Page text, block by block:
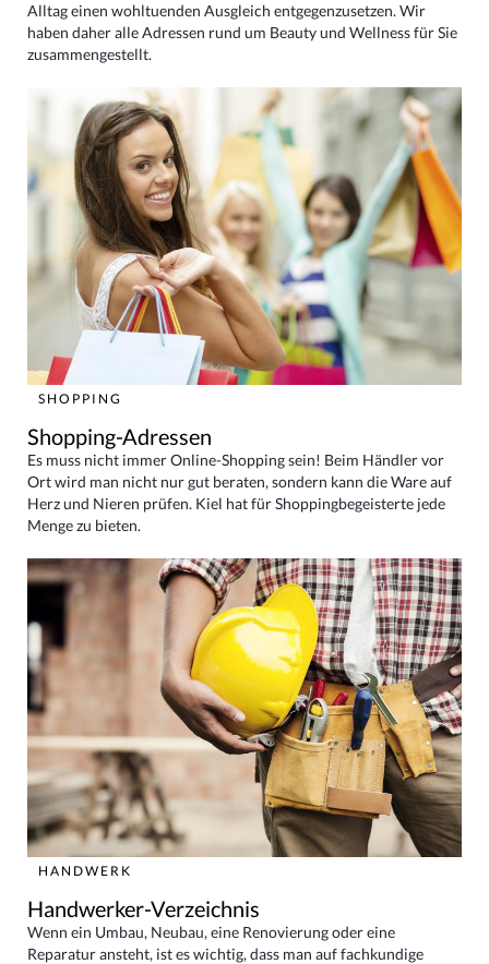
Alltag einen wohltuenden Ausgleich entgegenzusetzen. Wir
haben daher alle Adressen rund um Beauty und Wellness für Sie
zusammengestellt.
SHOPPING
Shopping-Adressen
Es muss nicht immer Online-Shopping sein! Beim Händler vor
Ort wird man nicht nur gut beraten, sondern kann die Ware auf
Herz und Nieren prüfen. Kiel hat für Shoppingbegeisterte jede
Menge zu bieten.
HANDWERK
Handwerker-Verzeichnis
Wenn ein Umbau, Neubau, eine Renovierung oder eine
Reparatur ansteht, ist es wichtig, dass man auf fachkundige